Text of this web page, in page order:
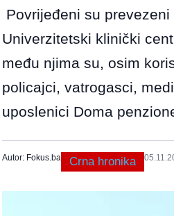
Povrijeđeni su prevezeni
Univerzitetski klinički
među njima su, osim
policajci, vatrogasci,
uposlenici Doma
Autor: Fokus.ba Crna hronika